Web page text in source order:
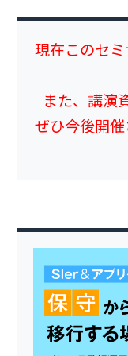
現在このセ
また、講演
ぜひ今後開